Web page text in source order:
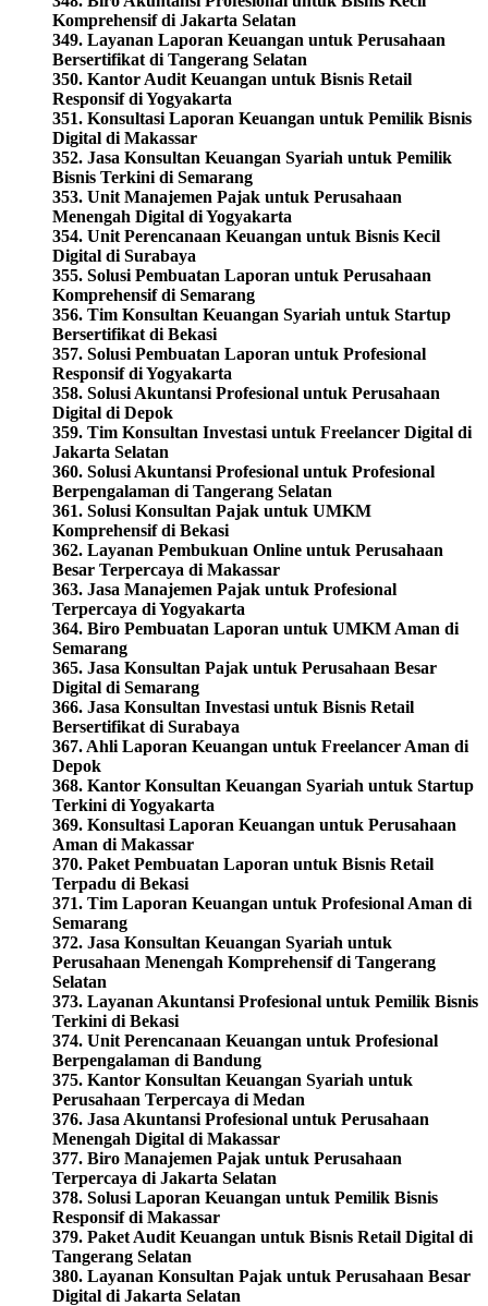
Komprehensif di Jakarta Selatan
349. Layanan Laporan Keuangan untuk Perusahaan
Bersertifikat di Tangerang Selatan
350. Kantor Audit Keuangan untuk Bisnis Retail
Responsif di Yogyakarta
351. Konsultasi Laporan Keuangan untuk Pemilik Bisnis
Digital di Makassar
352. Jasa Konsultan Keuangan Syariah untuk Pemilik
Bisnis Terkini di Semarang
353. Unit Manajemen Pajak untuk Perusahaan
Menengah Digital di Yogyakarta
354. Unit Perencanaan Keuangan untuk Bisnis Kecil
Digital di Surabaya
355. Solusi Pembuatan Laporan untuk Perusahaan
Komprehensif di Semarang
356. Tim Konsultan Keuangan Syariah untuk Startup
Bersertifikat di Bekasi
357. Solusi Pembuatan Laporan untuk Profesional
Responsif di Yogyakarta
358. Solusi Akuntansi Profesional untuk Perusahaan
Digital di Depok
359. Tim Konsultan Investasi untuk Freelancer Digital di
Jakarta Selatan
360. Solusi Akuntansi Profesional untuk Profesional
Berpengalaman di Tangerang Selatan
361. Solusi Konsultan Pajak untuk UMKM
Komprehensif di Bekasi
362. Layanan Pembukuan Online untuk Perusahaan
Besar Terpercaya di Makassar
363. Jasa Manajemen Pajak untuk Profesional
Terpercaya di Yogyakarta
364. Biro Pembuatan Laporan untuk UMKM Aman di
Semarang
365. Jasa Konsultan Pajak untuk Perusahaan Besar
Digital di Semarang
366. Jasa Konsultan Investasi untuk Bisnis Retail
Bersertifikat di Surabaya
367. Ahli Laporan Keuangan untuk Freelancer Aman di
Depok
368. Kantor Konsultan Keuangan Syariah untuk Startup
Terkini di Yogyakarta
369. Konsultasi Laporan Keuangan untuk Perusahaan
Aman di Makassar
370. Paket Pembuatan Laporan untuk Bisnis Retail
Terpadu di Bekasi
371. Tim Laporan Keuangan untuk Profesional Aman di
Semarang
372. Jasa Konsultan Keuangan Syariah untuk
Perusahaan Menengah Komprehensif di Tangerang
Selatan
373. Layanan Akuntansi Profesional untuk Pemilik Bisnis
Terkini di Bekasi
374. Unit Perencanaan Keuangan untuk Profesional
Berpengalaman di Bandung
375. Kantor Konsultan Keuangan Syariah untuk
Perusahaan Terpercaya di Medan
376. Jasa Akuntansi Profesional untuk Perusahaan
Menengah Digital di Makassar
377. Biro Manajemen Pajak untuk Perusahaan
Terpercaya di Jakarta Selatan
378. Solusi Laporan Keuangan untuk Pemilik Bisnis
Responsif di Makassar
379. Paket Audit Keuangan untuk Bisnis Retail Digital di
Tangerang Selatan
380. Layanan Konsultan Pajak untuk Perusahaan Besar
Digital di Jakarta Selatan